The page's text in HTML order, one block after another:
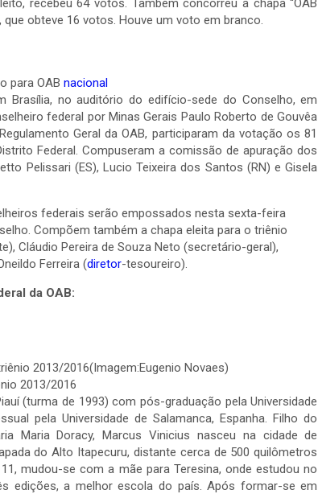
recebeu 64 votos. Também concorreu a chapa “OAB
obteve 16 votos. Houve um voto em branco.
para OAB nacional
no auditório do edifício-sede do Conselho, em
federal por Minas Gerais Paulo Roberto de Gouvêa
Geral da OAB, participaram da votação os 81
Federal. Compuseram a comissão de apuração dos
Pelissari (ES), Lucio Teixeira dos Santos (RN) e Gisela
federais serão empossados nesta sexta-feira
Compõem também a chapa eleita para o triênio
Cláudio Pereira de Souza Neto (secretário-geral),
Ferreira (diretor-tesoureiro).
da OAB:
2013/2016
(turma de 1993) com pós-graduação pela Universidade
pela Universidade de Salamanca, Espanha. Filho do
Maria Doracy, Marcus Vinicius nasceu na cidade de
do Alto Itapecuru, distante cerca de 500 quilômetros
mudou-se com a mãe para Teresina, onde estudou no
edições, a melhor escola do país. Após formar-se em